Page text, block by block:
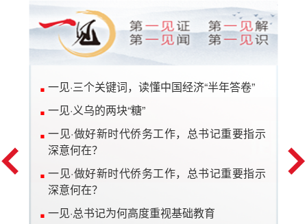
一见·三个关键词，读懂中国经济“半年答卷”
一见·义乌的两块“糖”
一见·做好新时代侨务工作，总书记重要指示
深意何在？
一见·做好新时代侨务工作，总书记重要指示
深意何在？
一见·总书记为何高度重视基础教育